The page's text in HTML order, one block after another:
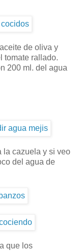
de oliva y
tomate rallado.
200 ml. del agua
la cazuela y si veo
del agua de
que los